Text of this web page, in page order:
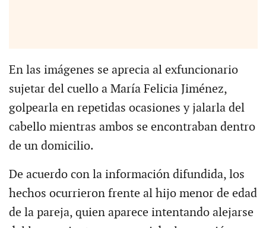
En las imágenes se aprecia al exfuncionario
sujetar del cuello a María Felicia Jiménez,
golpearla en repetidas ocasiones y jalarla del
cabello mientras ambos se encontraban dentro
de un domicilio.
De acuerdo con la información difundida, los
hechos ocurrieron frente al hijo menor de edad
de la pareja, quien aparece intentando alejarse